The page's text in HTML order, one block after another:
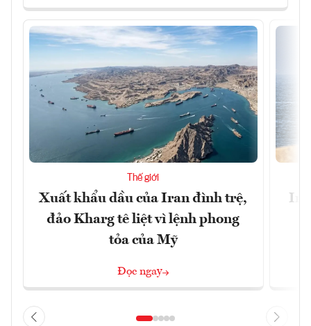
Thế giới
Xuất khẩu dầu của Iran đình trệ,
đảo Kharg tê liệt vì lệnh phong
tỏa của Mỹ
Đọc ngay